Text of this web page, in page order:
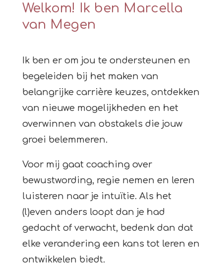
Welkom! Ik ben Marcella
van Megen
Ik ben er om jou te ondersteunen en
begeleiden bij het maken van
belangrijke carrière keuzes, ontdekken
van nieuwe mogelijkheden en het
overwinnen van obstakels die jouw
groei belemmeren.
Voor mij gaat coaching over
bewustwording, regie nemen en leren
luisteren naar je intuïtie. Als het
(l)even anders loopt dan je had
gedacht of verwacht, bedenk dan dat
elke verandering een kans tot leren en
ontwikkelen biedt.